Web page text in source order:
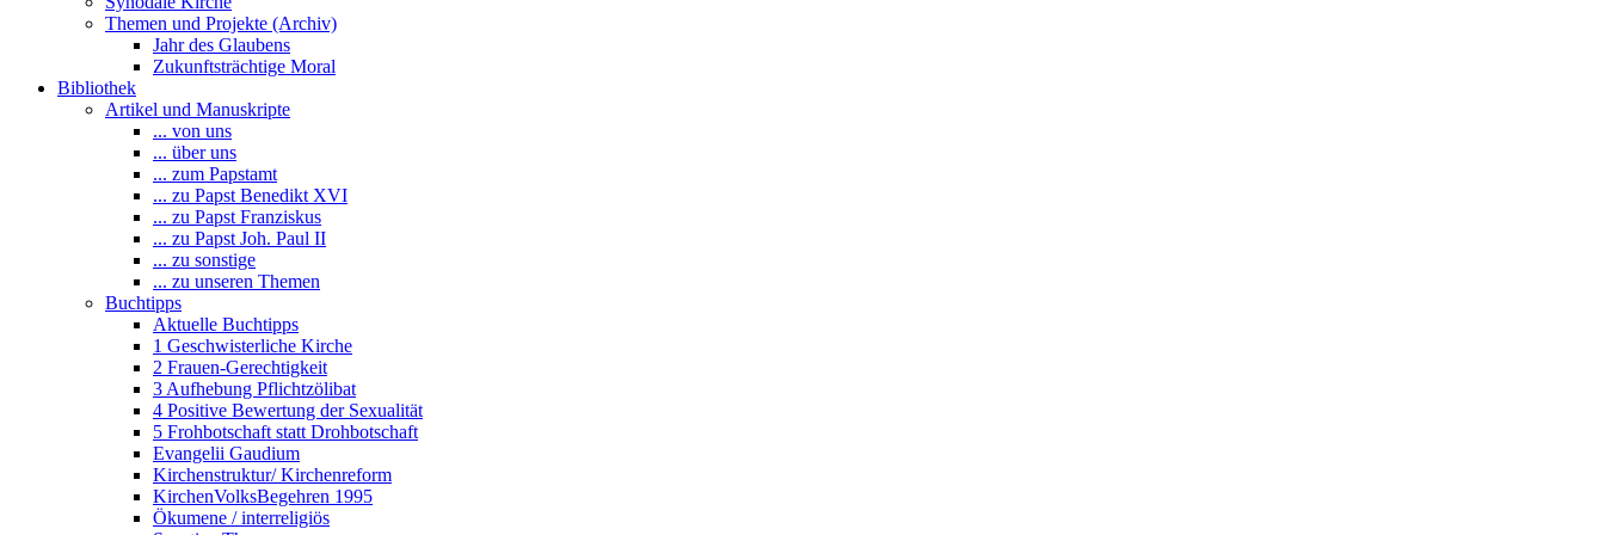
Themen und Projekte (Archiv)
Jahr des Glaubens
Zukunftsträchtige Moral
Bibliothek
Artikel und Manuskripte
... von uns
... über uns
... zum Papstamt
... zu Papst Benedikt XVI
... zu Papst Franziskus
... zu Papst Joh. Paul II
... zu sonstige
... zu unseren Themen
Buchtipps
Aktuelle Buchtipps
1 Geschwisterliche Kirche
2 Frauen-Gerechtigkeit
3 Aufhebung Pflichtzölibat
4 Positive Bewertung der Sexualität
5 Frohbotschaft statt Drohbotschaft
Evangelii Gaudium
Kirchenstruktur/ Kirchenreform
KirchenVolksBegehren 1995
Ökumene / interreligiös